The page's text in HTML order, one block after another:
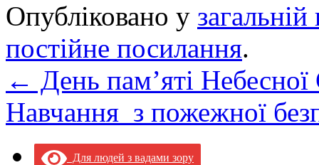
Опубліковано у загальній
постійне посилання.
← День пам’яті Небесної
Навчання з пожежної
Для людей з вадами зору